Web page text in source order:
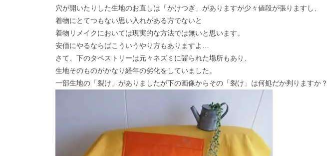
穴が開いたりした生地のお直しは「かけつぎ」がありますが少々値段が張りますし、
着物にとてつもない思い入れがある方でないと
着物リメイクにおいては現実的な方法では無いと思います。
安価にやるならばこういうやり方もありますよ…
さて、下のタペストリーは元々ネズミに齧られた場所もあり、
生地そのものがかなり経年の劣化をしていました。
一部生地の「裂け」がありましたが下の画像からその「裂け」は何処だか判りますか？